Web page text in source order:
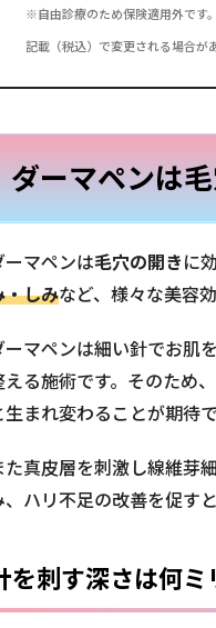
※自由診療のため保険適用外です
記載（税込）で変更される場合が
ダーマペンは
ーマペンは毛穴の開き に
・しみなど、様々な美容
ーマペンは細い針でお肌
える施術です。そのため
生まれ変わることが期待で
た真皮層を刺激し線維芽
、ハリ不足の改善を促す
を刺す深さは何ミ